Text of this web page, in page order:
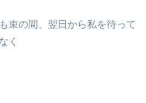
束の間、翌日から私を待って
く